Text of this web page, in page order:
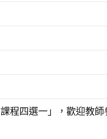
程四選一」，歡迎教師